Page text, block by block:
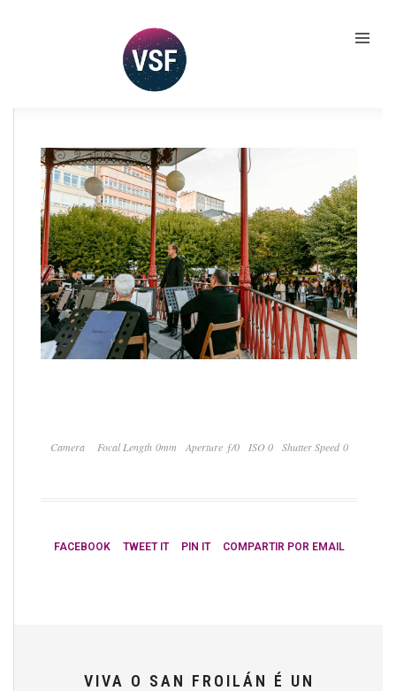
Camera Focal Length 0mm Aperture ƒ/0 ISO 0 Shutter Speed 0
FACEBOOK TWEET IT PIN IT COMPARTIR POR EMAIL
VIVA O SAN FROILÁN É UN